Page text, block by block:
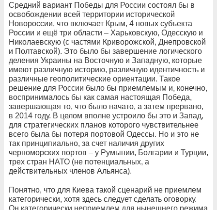
Средний вариант Победы для России состоял бы в
освобождении всей территории исторической
Новороссии, что включает Крым, 4 новых субъекта
России и ещё три области – Харьковскую, Одесскую и
Николаевскую (с частями Криворожской, Днепровской
и Полтавской). Это было бы завершение логического
деления Украины на Восточную и Западную, которые
имеют различную историю, различную идентичность и
различные геополитические ориентации. Такое
решение для России было бы приемлемым и, конечно,
воспринималось бы как самая настоящая Победа,
завершающая то, что было начато, а затем прервано,
в 2014 году. В целом вполне устроило бы это и Запад,
для стратегических планов которого чувствительнее
всего была бы потеря портовой Одессы. Но и это не
так принципиально, за счет наличия других
черноморских портов – у Румынии, Болгарии и Турции,
трех стран НАТО (не потенциальных, а
действительных членов Альянса).
Понятно, что для Киева такой сценарий не приемлем
категорически, хотя здесь следует сделать оговорку.
Он категорически неприемлем для нынешнего режима